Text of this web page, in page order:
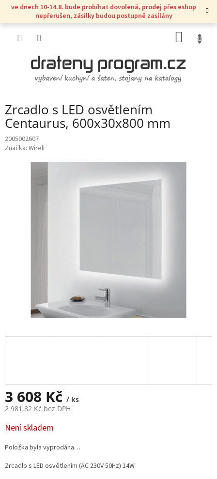
Přejít
obsah
ve dnech 10-14.8. bude probíhat dovolená, prodej přes eshop
nepřerušen, zásilky budou postupně zasílány
KOŠÍK
Zrcadlo s LED osvětlením
Centaurus, 600x30x800 mm
2005002607
Značka: Wireli
3 608 Kč / ks
2 981,82 Kč bez DPH
Měrná
cena:
Není skladem
Položka byla vyprodána…
Zrcadlo s LED osvětlením (AC 230V 50Hz) 14W